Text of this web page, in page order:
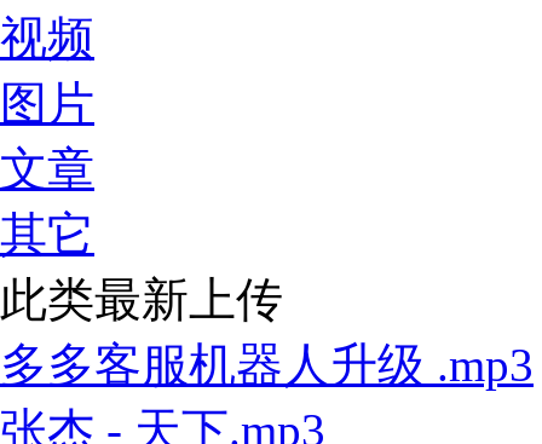
视频
图片
文章
其它
此类最新上传
多多客服机器人升级 .mp3
张杰 - 天下.mp3